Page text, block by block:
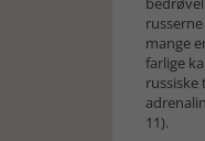
mange
farlige
russiske
11).